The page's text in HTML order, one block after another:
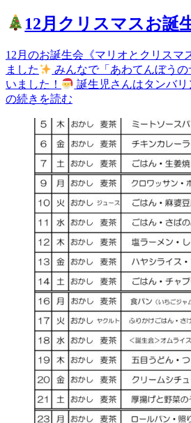
12月クリスマスお誕
12月のお誕生会《マリオとクリスマ
ました
みんなで「あわてんぼう
いました！
誕生児さんはタンバ
の続きを読む